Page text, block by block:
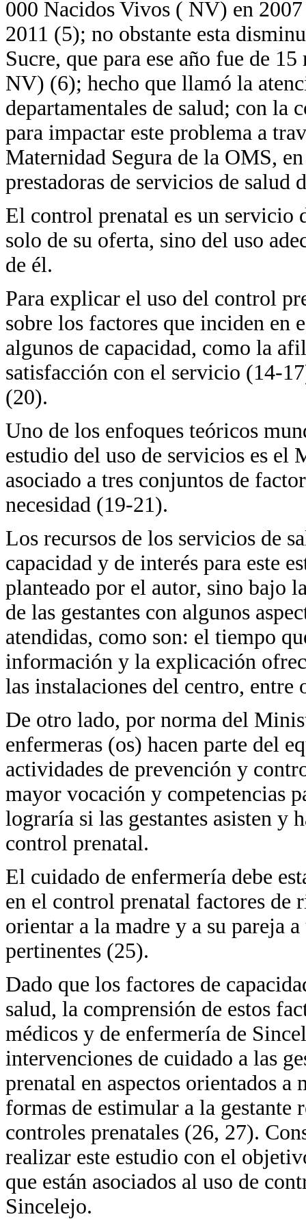
000 Nacidos Vivos ( NV) en
2011 (5); no obstante esta
Sucre, que para ese año fue de
NV) (6); hecho que llamó la
departamentales de salud; con la
para impactar este problema a
Maternidad Segura de la OMS,
prestadoras de servicios de salud
El control prenatal es un servicio
solo de su oferta, sino del uso
de él.
Para explicar el uso del control
sobre los factores que inciden en
algunos de capacidad, como la
satisfacción con el servicio (14-
(20).
Uno de los enfoques teóricos
estudio del uso de servicios es el
asociado a tres conjuntos de
necesidad (19-21).
Los recursos de los servicios de
capacidad y de interés para este
planteado por el autor, sino bajo
de las gestantes con algunos
atendidas, como son: el tiempo
información y la explicación
las instalaciones del centro, entre
De otro lado, por norma del
enfermeras (os) hacen parte del
actividades de prevención y
mayor vocación y competencias
lograría si las gestantes asisten y
control prenatal.
El cuidado de enfermería debe
en el control prenatal factores de
orientar a la madre y a su pareja
pertinentes (25).
Dado que los factores de
salud, la comprensión de estos
médicos y de enfermería de
intervenciones de cuidado a las
prenatal en aspectos orientados a
formas de estimular a la gestante
controles prenatales (26, 27).
realizar este estudio con el
que están asociados al uso de
Sincelejo.